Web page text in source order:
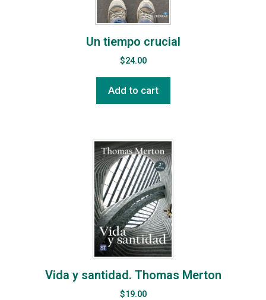
Un tiempo crucial
$24.00
Add to cart
Vida y santidad. Thomas Merton
$19.00